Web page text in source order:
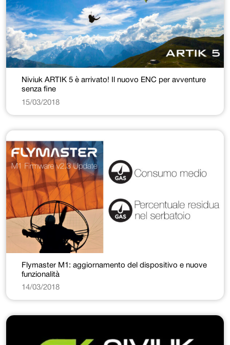
Niviuk ARTIK 5 è arrivato! Il nuovo ENC per avventure
senza fine
15/03/2018
Flymaster M1: aggiornamento del dispositivo e nuove
funzionalità
14/03/2018